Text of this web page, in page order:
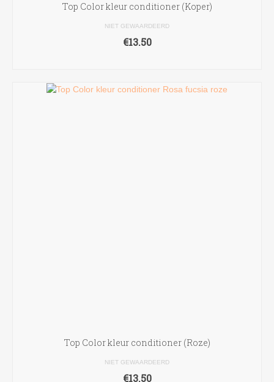
Top Color kleur conditioner (Koper)
NIET GEWAARDEERD
€13.50
Top Color kleur conditioner (Roze)
NIET GEWAARDEERD
€13.50